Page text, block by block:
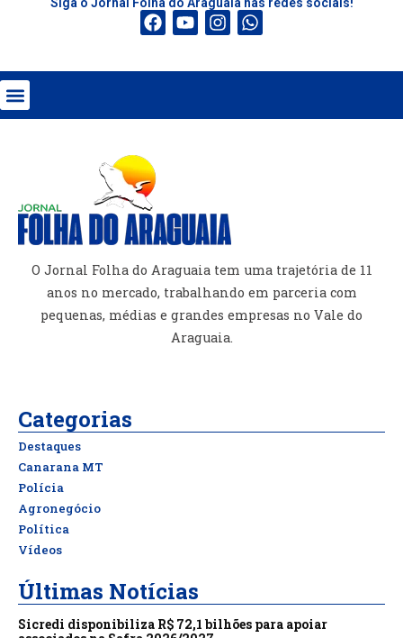
O Jornal Folha do Araguaia tem uma trajetória de 11
anos no mercado, trabalhando em parceria com
pequenas, médias e grandes empresas no Vale do
Araguaia.
Categorias
Destaques
Canarana MT
Polícia
Agronegócio
Política
Vídeos
Últimas Notícias
Sicredi disponibiliza R$ 72,1 bilhões para apoiar